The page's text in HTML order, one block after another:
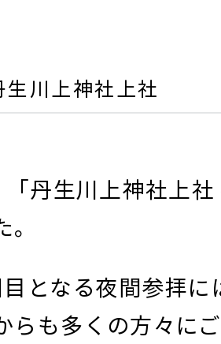
生川上神社上社
丹生川上神社上
となる夜間参拝
らも多くの方々に